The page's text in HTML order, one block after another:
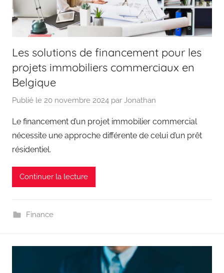
Les solutions de financement pour les
projets immobiliers commerciaux en
Belgique
Publié le 20 novembre 2024 par Jonathan
Le financement d’un projet immobilier commercial
nécessite une approche différente de celui d’un prêt
résidentiel.
Continuer la lecture
Finance